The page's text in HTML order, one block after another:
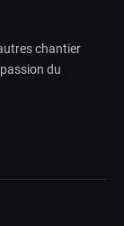
chantier
du